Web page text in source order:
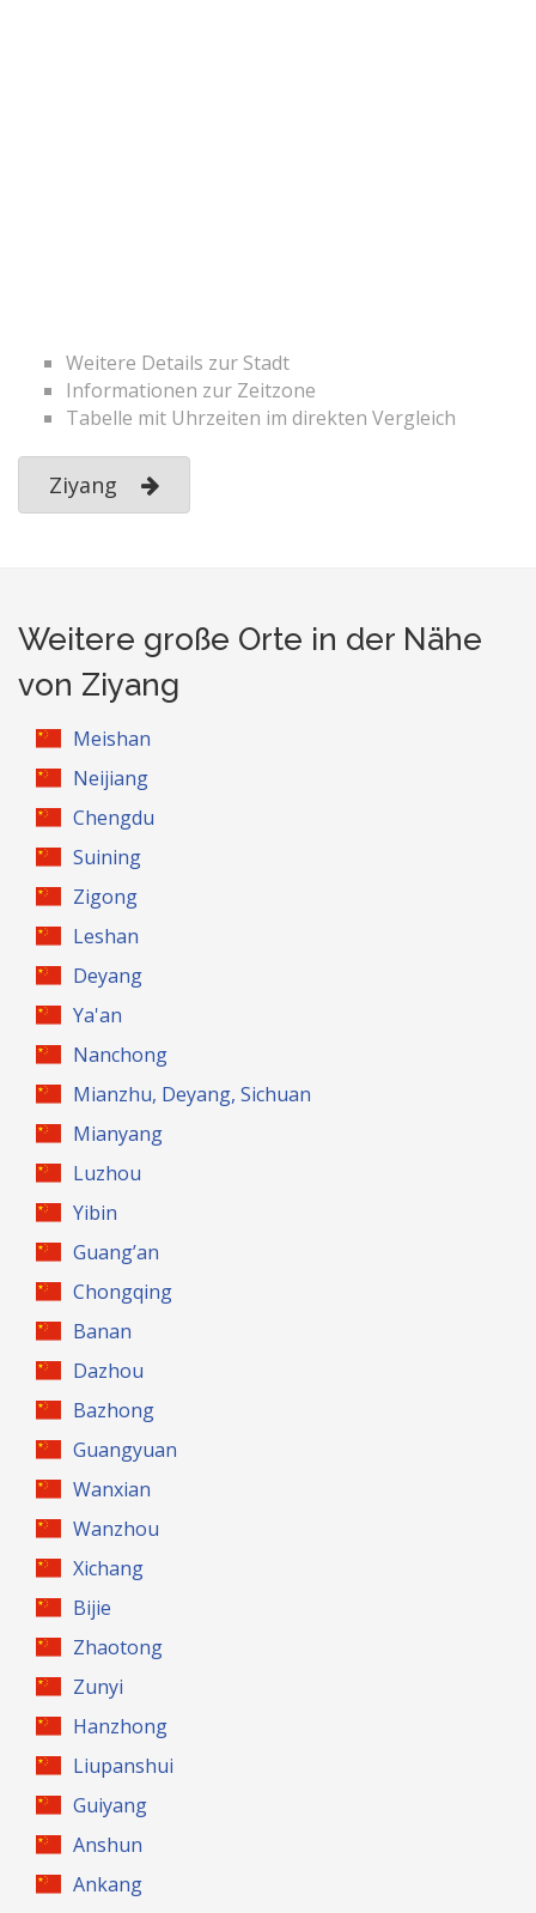
Weitere Details zur Stadt
Informationen zur Zeitzone
Tabelle mit Uhrzeiten im direkten Vergleich
Ziyang
Weitere große Orte in der Nähe
von Ziyang
Meishan
Neijiang
Chengdu
Suining
Zigong
Leshan
Deyang
Ya'an
Nanchong
Mianzhu, Deyang, Sichuan
Mianyang
Luzhou
Yibin
Guang’an
Chongqing
Banan
Dazhou
Bazhong
Guangyuan
Wanxian
Wanzhou
Xichang
Bijie
Zhaotong
Zunyi
Hanzhong
Liupanshui
Guiyang
Anshun
Ankang